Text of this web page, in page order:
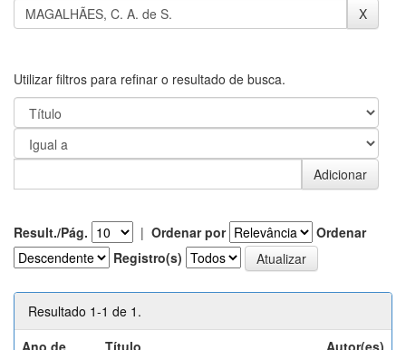
Utilizar filtros para refinar o resultado de busca.
Result./Pág. | Ordenar por
Ordenar
Registro(s)
Resultado 1-1 de 1.
Ano de
Título Autor(es)